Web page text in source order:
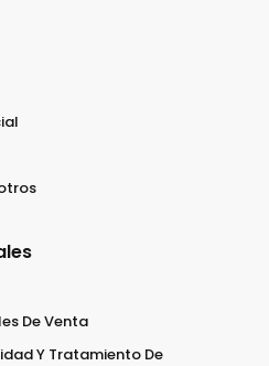
De Venta
Y Tratamiento De